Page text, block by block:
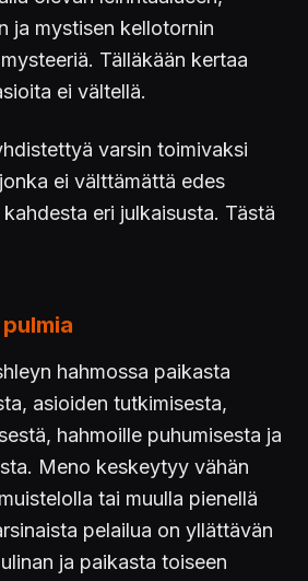
ja mystisen kellotornin
Tälläkään kertaa
ei vältellä.
varsin toimivaksi
ei välttämättä edes
eri julkaisusta. Tästä
hahmossa paikasta
asioiden tutkimisesta,
hahmoille puhumisesta ja
Meno keskeytyy vähän
tai muulla pienellä
pelailua on yllättävän
ja paikasta toiseen